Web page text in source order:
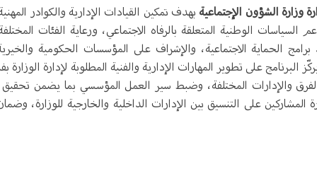
وزارة الشؤون الإجتماعيةبهدف تمكين القيادات الإدارية والكوادر
الوطنية المتعلقة بالرفاه الاجتماعي، ورعاية الفئات
برامج الحماية الاجتماعية، والإشراف على المؤسسات الحكومية
على تطوير المهارات الإدارية والفنية المطلوبة لإدارة الوزارة
والإدارات المختلفة، وضبط سير العمل المؤسسي بما يضمن
على التنسيق بين الإدارات الداخلية والخارجية للوزارة،